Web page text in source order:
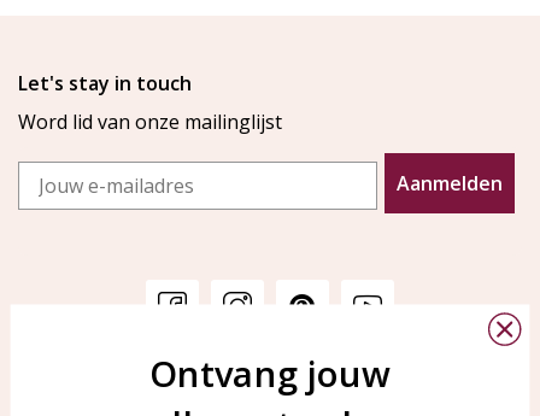
Let's stay in touch
Word lid van onze mailinglijst
Email
Aanmelden
KAYA Sieraden
Ontvang jouw